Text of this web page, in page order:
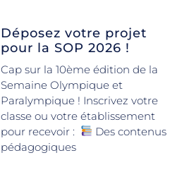
Déposez votre projet
pour la SOP 2026 !
Cap sur la 10ème édition de la
Semaine Olympique et
Paralympique ! Inscrivez votre
classe ou votre établissement
pour recevoir :
Des contenus
pédagogiques